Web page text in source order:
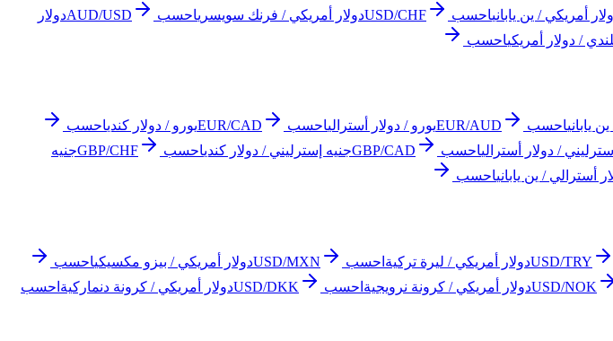
أمريكي / ين يابانياحسب USD/CHFدولار أمريكي / فرنك سويسرياحسب AUD/USDدولار
/ دولار أمريكياحسب
يابانياحسب EUR/AUDيورو / دولار أسترالياحسب EUR/CADيورو / دولار كندياحسب
/ دولار أسترالياحسب GBP/CADجنيه إسترليني / دولار كندياحسب GBP/CHFجنيه
أسترالي / ين يابانياحسب
USD/TRYدولار أمريكي / ليرة تركية احسب USD/MXNدولار أمريكي / بيزو مكسيكياحسب
USD/NOKدولار أمريكي / كرونة نرويجية احسب USD/DKKدولار أمريكي / كرونة دنماركية احسب